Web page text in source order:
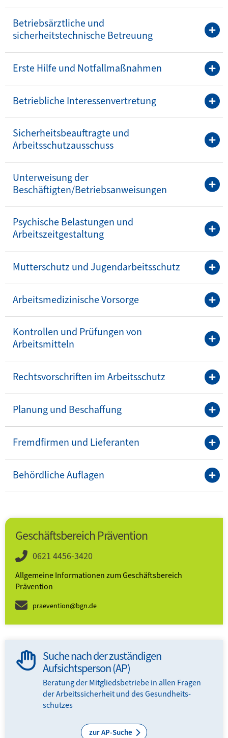
Betriebsärztliche und
sicherheitstechnische Betreuung
Erste Hilfe und Notfallmaßnahmen
Betriebliche Interessenvertretung
Sicherheitsbeauftragte und
Arbeitsschutzausschuss
Unterweisung der
Beschäftigten/Betriebsanweisungen
Psychische Belastungen und
Arbeitszeitgestaltung
Mutterschutz und Jugendarbeitsschutz
Arbeitsmedizinische Vorsorge
Kontrollen und Prüfungen von
Arbeitsmitteln
Rechtsvorschriften im Arbeitsschutz
Planung und Beschaffung
Fremdfirmen und Lieferanten
Behördliche Auflagen
Geschäftsbereich Prävention
0621 4456-3420
Allgemeine Informationen zum Geschäftsbereich
Prävention
praevention@bgn.de
Suche nach der zuständigen
Aufsichtsperson (AP)
Beratung der Mitglieds­­betriebe in allen Fragen
der Arbeits­sicherheit und des Gesundheits­
schutzes
zur AP-Suche